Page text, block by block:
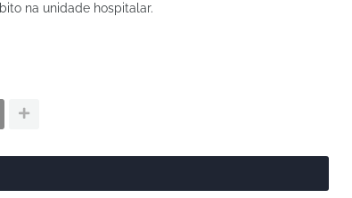
na unidade hospitalar.